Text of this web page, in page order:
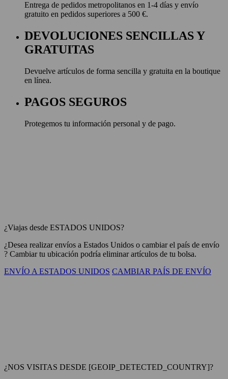
Entrega de pedidos metropolitanos en 1-4 días y envío
gratuito en pedidos superiores a 500 €.
DEVOLUCIONES SENCILLAS Y
GRATUITAS
Devuelve artículos de forma sencilla y gratuita en la boutique
en línea.
PAGOS SEGUROS
Protegemos tu información personal y de pago.
¿Viajas desde ESTADOS UNIDOS?
¿Desea realizar envíos a Estados Unidos o cambiar el país de envío
? Cambiar tu ubicación podría eliminar artículos de tu bolsa.
ENVÍO A ESTADOS UNIDOS CAMBIAR PAÍS DE ENVÍO
¿NOS VISITAS DESDE [GEOIP_DETECTED_COUNTRY]?